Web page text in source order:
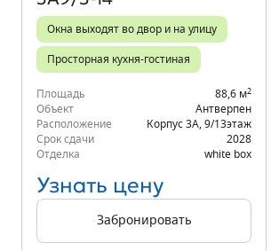
Окна выходят во двор и на улицу
Просторная кухня-гостиная
Площадь 88,6 м2
Объект
Антверпен
Расположение
Корпус 3А 9/13этаж
Срок сдачи
2028
Отделка
white box
Узнать цену
Забронировать